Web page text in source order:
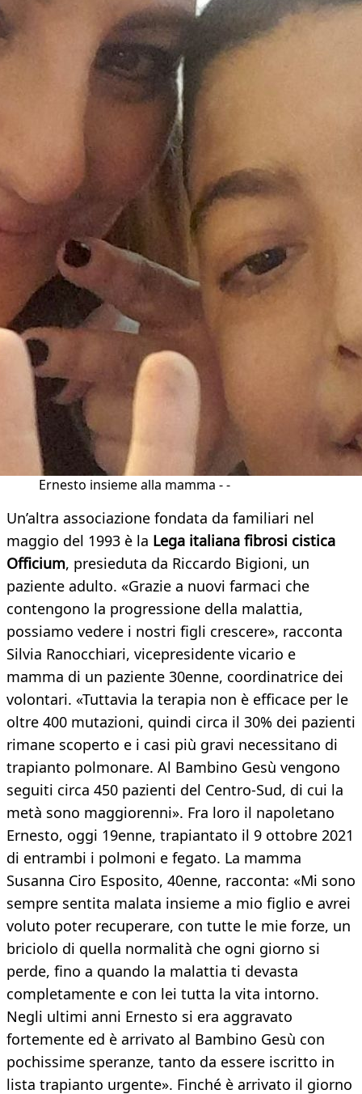
Ernesto insieme alla mamma - -
Un’altra associazione fondata da familiari nel
maggio del 1993 è la Lega italiana fibrosi cistica
Officium, presieduta da Riccardo Bigioni, un
paziente adulto. «Grazie a nuovi farmaci che
contengono la progressione della malattia,
possiamo vedere i nostri figli crescere», racconta
Silvia Ranocchiari, vicepresidente vicario e
mamma di un paziente 30enne, coordinatrice dei
volontari. «Tuttavia la terapia non è efficace per le
oltre 400 mutazioni, quindi circa il 30% dei pazienti
rimane scoperto e i casi più gravi necessitano di
trapianto polmonare. Al Bambino Gesù vengono
seguiti circa 450 pazienti del Centro-Sud, di cui la
metà sono maggiorenni». Fra loro il napoletano
Ernesto, oggi 19enne, trapiantato il 9 ottobre 2021
di entrambi i polmoni e fegato. La mamma
Susanna Ciro Esposito, 40enne, racconta: «Mi sono
sempre sentita malata insieme a mio figlio e avrei
voluto poter recuperare, con tutte le mie forze, un
briciolo di quella normalità che ogni giorno si
perde, fino a quando la malattia ti devasta
completamente e con lei tutta la vita intorno.
Negli ultimi anni Ernesto si era aggravato
fortemente ed è arrivato al Bambino Gesù con
pochissime speranze, tanto da essere iscritto in
lista trapianto urgente». Finché è arrivato il giorno